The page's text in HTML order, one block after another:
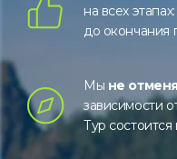
на всех
до окончания
Мы не
зависимости
Тур